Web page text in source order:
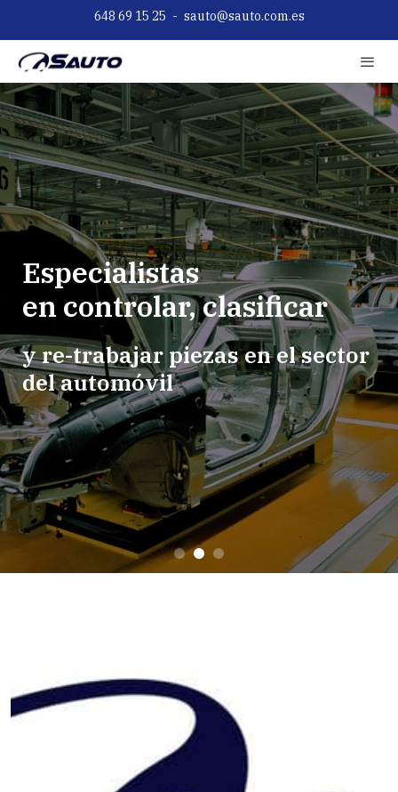
648 69 15 25 - sauto@sauto.com.es
Especialistas
en controlar, clasificar
y re-trabajar piezas en el sector
del automóvil